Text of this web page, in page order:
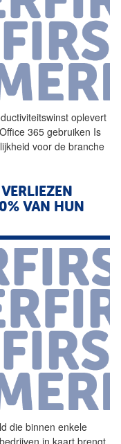
oplevert
365 gebruiken Is
voor de branche
VAN HUN
die binnen enkele